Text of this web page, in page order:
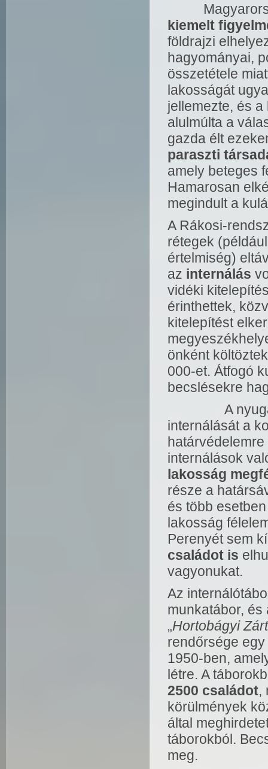
kiemelt
földrajzi
hagyományai,
összetétele
lakosságát
jellemezte, és
alulmúlta a
gazda élt
paraszti
amely beteges
Hamarosan
megindult a
A Rákosi-
rétegek
értelmiség)
az internálás
vidéki
érinthettek,
kitelepítést
önként
000-et. Átfogó
becslésekre
A nyugati
internálását a
internálások
lakosság
része a
és több
lakosság
Perenyét sem
családot is
vagyonukat.
Az
munkatábor,
„Hortobágyi Zárt
rendőrsége
1950-ben,
létre. A
2500 családot,
körülmények
által
táborokból.
meg.